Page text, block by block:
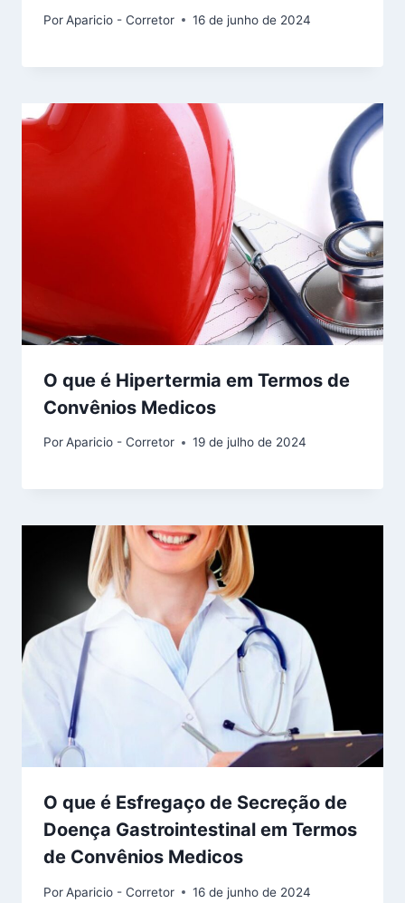
PorAparicio - Corretor 16 de junho de 2024
O que é Hipertermia em Termos de
Convênios Medicos
PorAparicio - Corretor 19 de julho de 2024
O que é Esfregaço de Secreção de
Doença Gastrointestinal em Termos
de Convênios Medicos
PorAparicio - Corretor 16 de junho de 2024